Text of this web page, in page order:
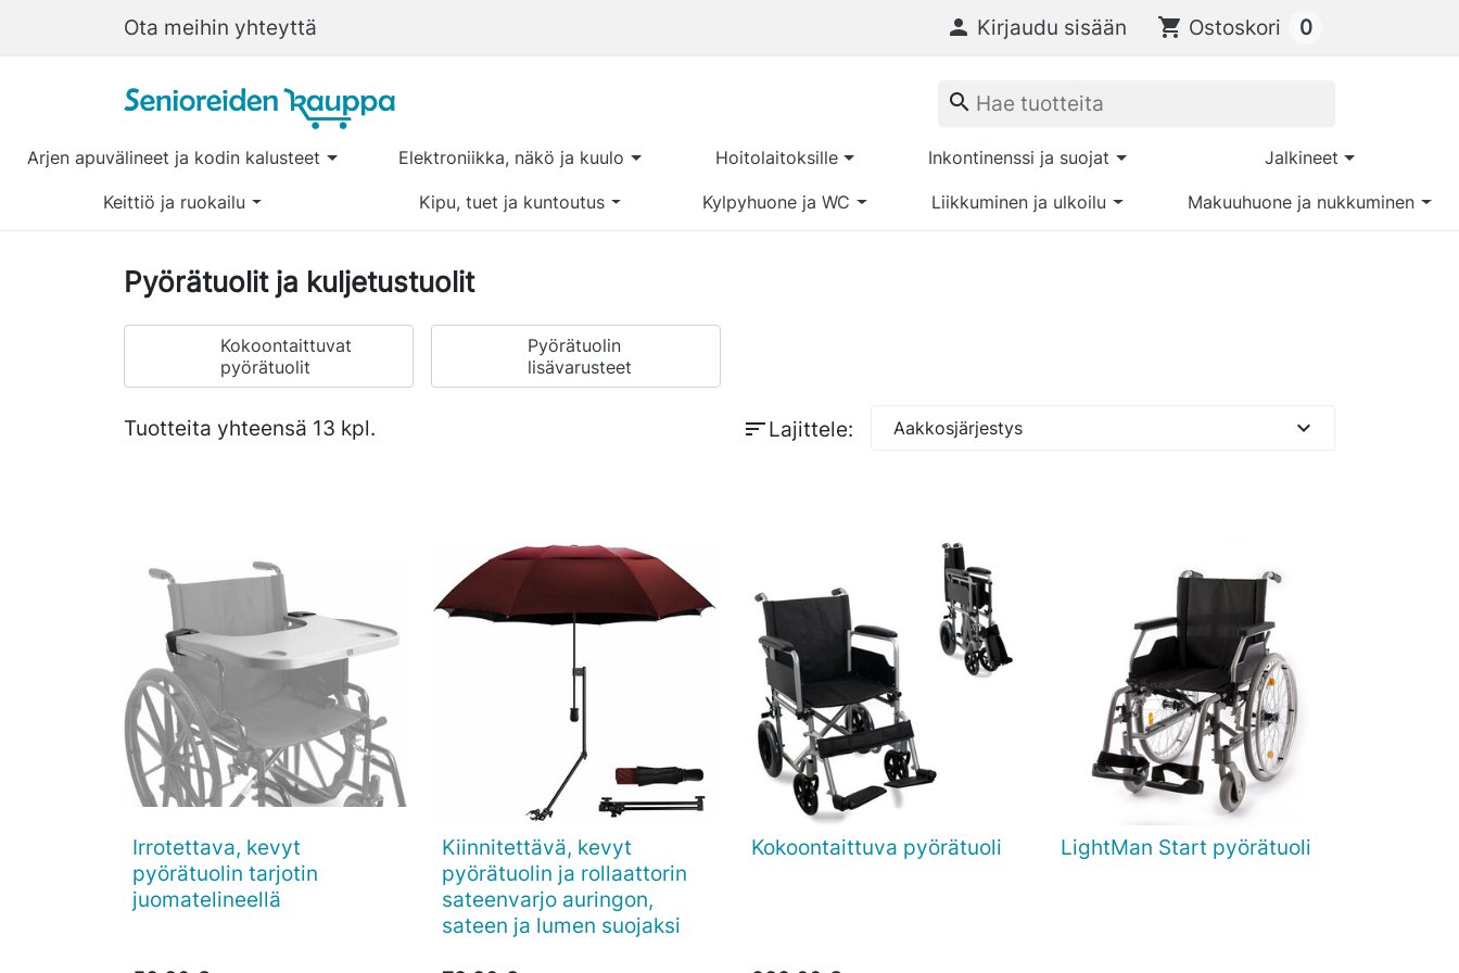
Ota meihin yhteyttä  Kirjaudu sisään shopping_cart Ostoskori 0
Arjen apuvälineet ja kodin kalusteet Elektroniikka, näkö ja kuulo Hoitolaitoksille Inkontinenssi ja suojat Jalkineet
Keittiö ja ruokailu Kipu, tuet ja kuntoutus Kylpyhuone ja WC Liikkuminen ja ulkoilu Makuuhuone ja nukkuminen
search
Pyörätuolit ja kuljetustuolit
Kokoontaittuvat
pyörätuolit
Pyörätuolin
lisävarusteet
Tuotteita yhteensä 13 kpl. sortLajittele: Aakkosjärjestys expand_more
 Pikakatselu
Irrotettava, kevyt
pyörätuolin tarjotin
juomatelineellä
 Pikakatselu
Kiinnitettävä, kevyt
pyörätuolin ja rollaattorin
sateenvarjo auringon,
sateen ja lumen suojaksi
 Pikakatselu
Kokoontaittuva pyörätuoli  Pikakatselu
LightMan Start pyörätuoli